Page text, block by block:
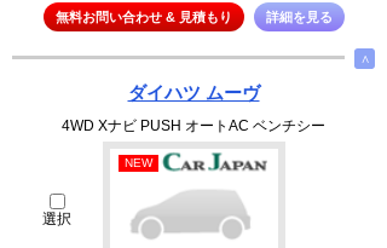
無料お問い合わせ & 見積もり 詳細を見る
∧
ダイハツ ムーヴ
4WD Xナビ PUSH オートAC ベンチシー
選択
NEW